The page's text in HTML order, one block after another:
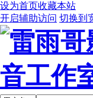
设为首页收藏本站
开启辅助访问 切换到